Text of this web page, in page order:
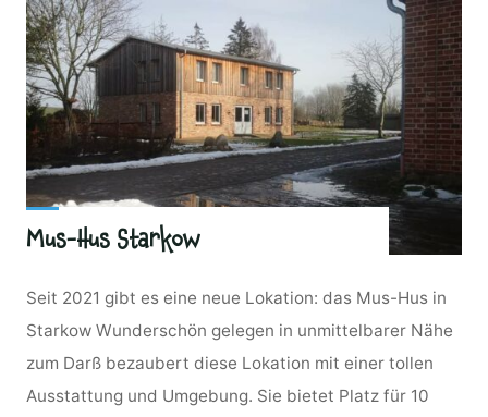
Mus-Hus Starkow
Seit 2021 gibt es eine neue Lokation: das Mus-Hus in
Starkow Wunderschön gelegen in unmittelbarer Nähe
zum Darß bezaubert diese Lokation mit einer tollen
Ausstattung und Umgebung. Sie bietet Platz für 10